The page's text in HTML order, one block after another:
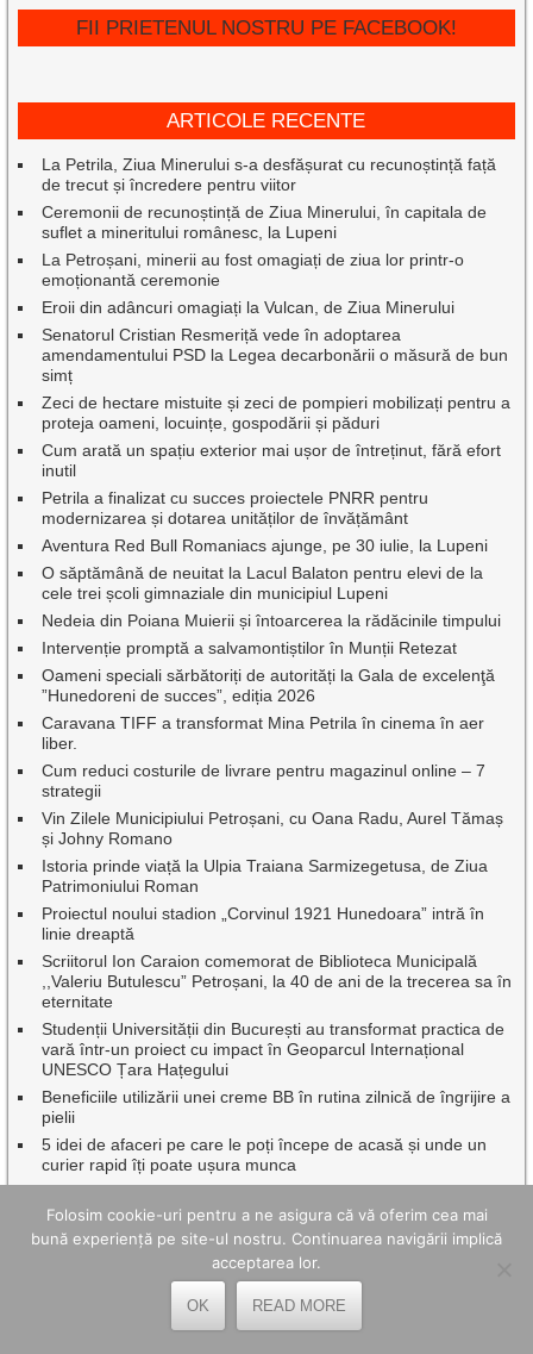
FII PRIETENUL NOSTRU PE FACEBOOK!
ARTICOLE RECENTE
La Petrila, Ziua Minerului s-a desfășurat cu recunoștință față
de trecut și încredere pentru viitor
Ceremonii de recunoștință de Ziua Minerului, în capitala de
suflet a mineritului românesc, la Lupeni
La Petroșani, minerii au fost omagiați de ziua lor printr-o
emoționantă ceremonie
Eroii din adâncuri omagiați la Vulcan, de Ziua Minerului
Senatorul Cristian Resmeriță vede în adoptarea
amendamentului PSD la Legea decarbonării o măsură de bun
simț
Zeci de hectare mistuite și zeci de pompieri mobilizați pentru a
proteja oameni, locuințe, gospodării și păduri
Cum arată un spațiu exterior mai ușor de întreținut, fără efort
inutil
Petrila a finalizat cu succes proiectele PNRR pentru
modernizarea și dotarea unităților de învățământ
Aventura Red Bull Romaniacs ajunge, pe 30 iulie, la Lupeni
O săptămână de neuitat la Lacul Balaton pentru elevi de la
cele trei școli gimnaziale din municipiul Lupeni
Nedeia din Poiana Muierii și întoarcerea la rădăcinile timpului
Intervenție promptă a salvamontiștilor în Munții Retezat
Oameni speciali sărbătoriți de autorități la Gala de excelenţă
”Hunedoreni de succes”, ediția 2026
Caravana TIFF a transformat Mina Petrila în cinema în aer
liber.
Cum reduci costurile de livrare pentru magazinul online – 7
strategii
Vin Zilele Municipiului Petroșani, cu Oana Radu, Aurel Tămaș
și Johny Romano
Istoria prinde viață la Ulpia Traiana Sarmizegetusa, de Ziua
Patrimoniului Roman
Proiectul noului stadion „Corvinul 1921 Hunedoara” intră în
linie dreaptă
Scriitorul Ion Caraion comemorat de Biblioteca Municipală
,,Valeriu Butulescu” Petroșani, la 40 de ani de la trecerea sa în
eternitate
Studenții Universității din București au transformat practica de
vară într-un proiect cu impact în Geoparcul Internațional
UNESCO Țara Hațegului
Beneficiile utilizării unei creme BB în rutina zilnică de îngrijire a
pielii
5 idei de afaceri pe care le poți începe de acasă și unde un
curier rapid îți poate ușura munca
Tulișa de la Uricani
20 Iulie – Ziua Lucrătorului din Serviciile Publice de alimentare
cu apă și de canalizare
„Istorie și Tradiții” la ediția a VIII-a a Festivalului Cetății
Patrimoniul fără frontiere la Ulpia Traiana Sarmizegetusa
Folosim cookie-uri pentru a ne asigura că vă oferim cea mai
bună experiență pe site-ul nostru. Continuarea navigării implică
acceptarea lor.
OK READ MORE